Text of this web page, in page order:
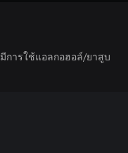
การใช้แอลกอฮอล์/ยาสูบ